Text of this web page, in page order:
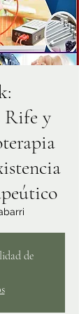
Rife y
de